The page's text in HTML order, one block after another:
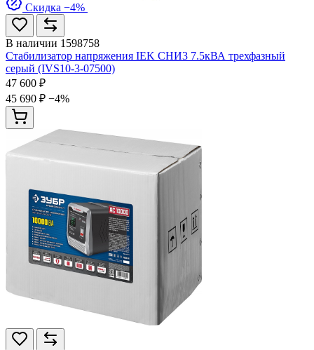
Скидка −4%
В наличии 1598758
Стабилизатор напряжения IEK СНИ3 7.5кВА трехфазный
серый (IVS10-3-07500)
47 600 ₽
45 690 ₽ −4%